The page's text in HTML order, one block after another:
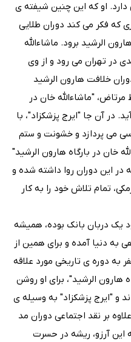
او که این چنین شیفته ی
که فکر می کند دوران طلایی
الرشید برود. ماشاءالله
در تهران می رود و از وی
خلافت هارون الرشید
"ماشاءالله خان در
در آن جا "ایرج پزشکزاد"، با
می پردازد و خشونت و ستم
خان در بارگاه هارون الرشید"
این دوران روا داشته شده و
تمام تلاش خود را به کار
یک دربان بانک بوده، همیشه
به دنیا آمده و برای همین از
به دوره ی تاریخی مورد علاقه
هارون الرشید"، برای او روشن
و "ایرج پزشکزاد" به وسیله ی
بر نقد اجتماعی دوران مد
این آرزو، ریشه در حسرت